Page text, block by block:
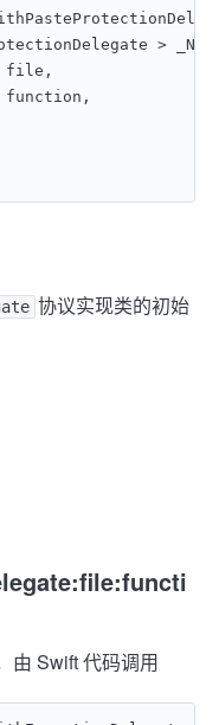
>
协议实现类的初始
由 Swift 代码调用